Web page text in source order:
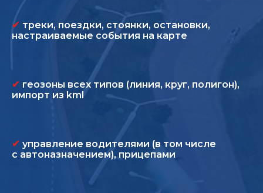
✔ треки, поездки, стоянки, остановки,
настраиваемые события на карте
✔ геозоны всех типов (линия, круг, полигон),
импорт из kml
✔ управление водителями (в том числе
с автоназначением), прицепами